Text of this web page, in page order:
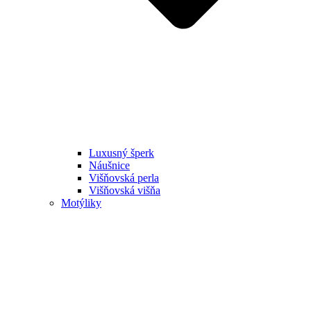
Luxusný šperk
Náušnice
Višňovská perla
Višňovská višňa
Motýliky